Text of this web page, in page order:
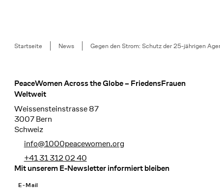
Breadcrumb
Startseite News Gegen den Strom: Schutz der 25-jährigen
Footer
PeaceWomen Across the Globe – FriedensFrauen
Weltweit
Weissensteinstrasse 87
3007 Bern
Schweiz
info@1000peacewomen.org
+41 31 312 02 40
Mit unserem E-Newsletter informiert bleiben
E-Mail